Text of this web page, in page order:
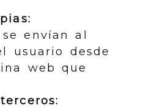
envían al
usuario desde
web que